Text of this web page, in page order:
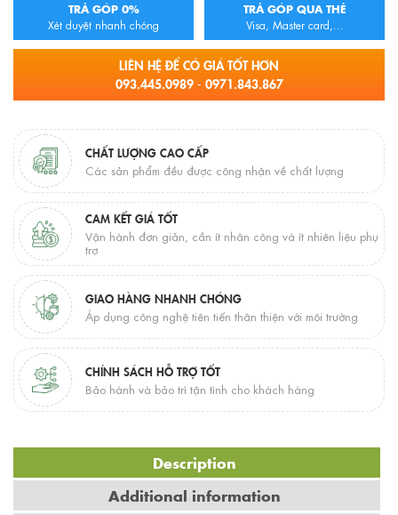
TRẢ GÓP 0%
Xét duyệt nhanh chóng
TRẢ GÓP QUA THẺ
Visa, Master card,...
LIÊN HỆ ĐỂ CÓ GIÁ TỐT HƠN
093.445.0989 - 0971.843.867
CHẤT LƯỢNG CAO CẤP
Các sản phẩm đều được công nhận về chất lượng
CAM KẾT GIÁ TỐT
Vận hành đơn giản, cần ít nhân công và ít nhiên liệu phụ
trợ
GIAO HÀNG NHANH CHÓNG
Áp dụng công nghệ tiên tiến thân thiện với môi trường
CHÍNH SÁCH HỖ TRỢ TỐT
Bảo hành và bảo trì tận tình cho khách hàng
Description
Additional information